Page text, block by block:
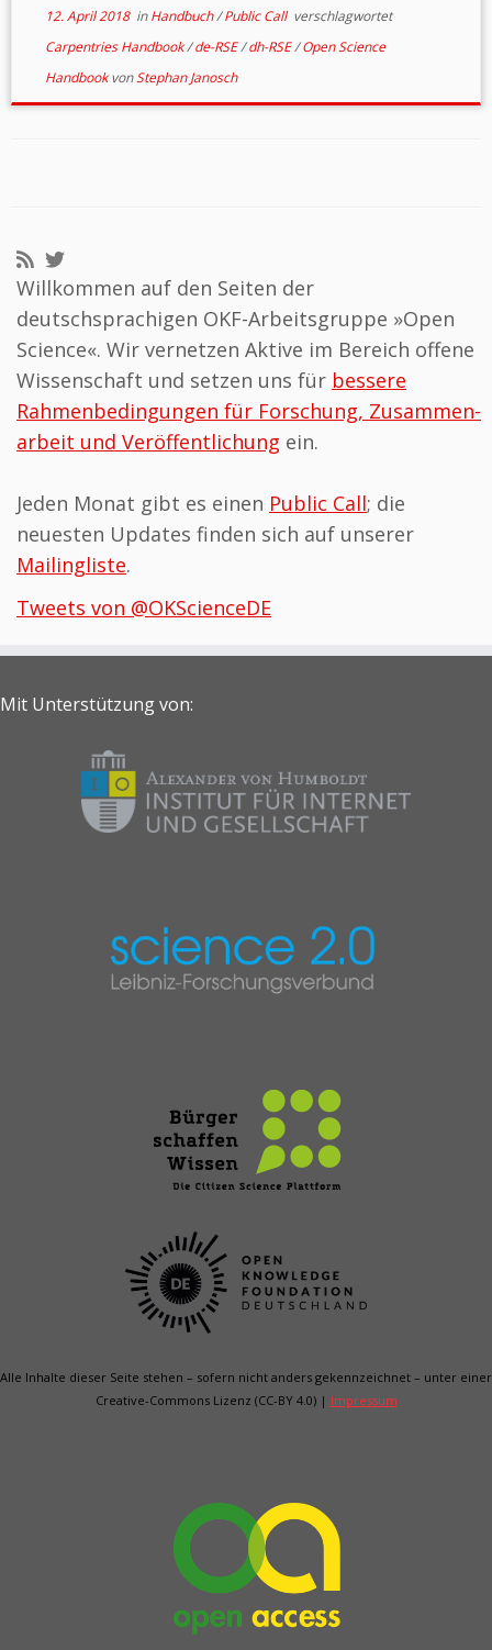
12. April 2018inHandbuch/Public Call verschlagwortet
Carpentries Handbook/de-RSE/dh-RSE/Open Science
HandbookvonStephan Janosch
Willkommen auf den Seiten der
deutschsprachigen OKF-Arbeits­gruppe »Open
Science«. Wir vernetzen Aktive im Bereich offene
Wissenschaft und setzen uns für bessere
Rahmen­be­din­gungen für Forschung, Zusammen­
arbeit und Veröffentlichung ein.
Jeden Monat gibt es einen Public Call; die
neuesten Updates finden sich auf unserer
Mailingliste.
Tweets von @OKScienceDE
Mit Unterstützung von:
Alle Inhalte dieser Seite stehen – sofern nicht anders gekenn­zeichnet – unter einer
Creative-Commons Lizenz (CC-BY 4.0) | Impressum